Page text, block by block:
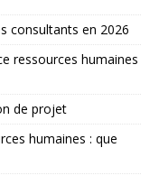
consultants en 2026
ressources humaines
de projet
humaines : que